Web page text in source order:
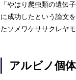
「やはり爬虫類の遺伝
に成功したという論文
たソメワケササクレヤ
アルビノ個